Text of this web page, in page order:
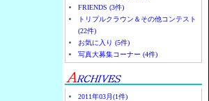
FRIENDS (3件)
トリプルクラウン＆その他コンテスト
(22件)
お気に入り (5件)
写真大募集コーナー (4件)
2011年03月(1件)